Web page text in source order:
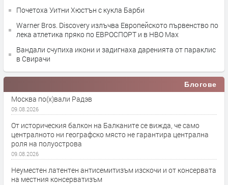
Почетоха Уитни Хюстън с кукла Барби
Warner Bros. Discovery излъчва Европейското първенство по
лека атлетика пряко по ЕВРОСПОРТ и в НВО Мах
Вандали счупиха икони и задигнаха даренията от параклис
в Свирачи
Блогове
Москва по(х)вали Радэв
09.08.2026
От историческия балкон на Балканите се вижда, че само
централното ни географско място не гарантира централна
роля на полуострова
09.08.2026
Неуместен латентен антисемитизъм изскочи и от консервата
на местния консерватизъм